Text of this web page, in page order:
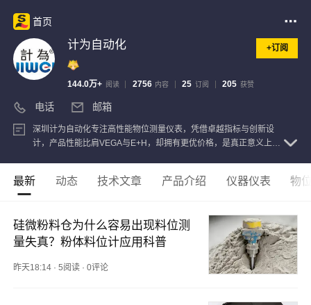
首页
计为自动化 +订阅
144.0万+ 阅读 2756 内容 25 订阅 205 获赞
电话 邮箱
深圳计为自动化专注高性能物位测量仪表，凭借卓越指标与创新设
计，产品性能比肩VEGA与E+H，却拥有更优价格，是真正意义上进
最新 动态 技术文章 产品介绍 仪器仪表 物
硅微粉料仓为什么容易出现料位测
量失真？粉体料位计应用科普
昨天18:14 ·5阅读 ·0评论